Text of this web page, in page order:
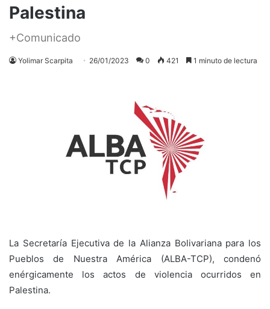
Palestina
+Comunicado
Yolimar Scarpita 26/01/2023 0 421 1 minuto de lectura
La Secretaría Ejecutiva de la Alianza Bolivariana para los
Pueblos de Nuestra América (ALBA-TCP), condenó
enérgicamente los actos de violencia ocurridos en
Palestina.